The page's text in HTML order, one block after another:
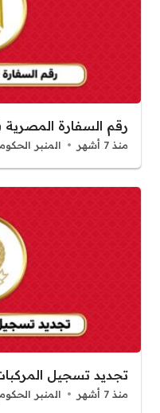
رقم السفارة المصرية
منذ 7 أشهر المنبر
تجديد تسجيل
منذ 7 أشهر المنبر